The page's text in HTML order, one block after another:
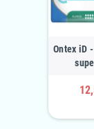
Ontex iD